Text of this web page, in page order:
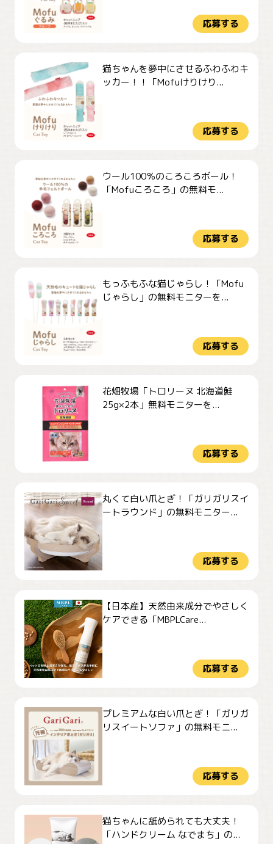
応募する
猫ちゃんを夢中にさせるふわふわキ
ッカー！！「Mofuけりけり...
応募する
ウール100％のころころボール！
「Mofuころころ」の無料モ...
応募する
もっふもふな猫じゃらし！「Mofu
じゃらし」の無料モニターを...
応募する
花畑牧場「トロリーヌ 北海道鮭
25g×2本」無料モニターを...
応募する
丸くて白い爪とぎ！「ガリガリスイ
ートラウンド」の無料モニター...
応募する
【日本産】天然由来成分でやさしく
ケアできる「MBPLCare...
応募する
プレミアムな白い爪とぎ！「ガリガ
リスイートソファ」の無料モニ...
応募する
猫ちゃんに舐められても大丈夫！
「ハンドクリーム なでまち」の...